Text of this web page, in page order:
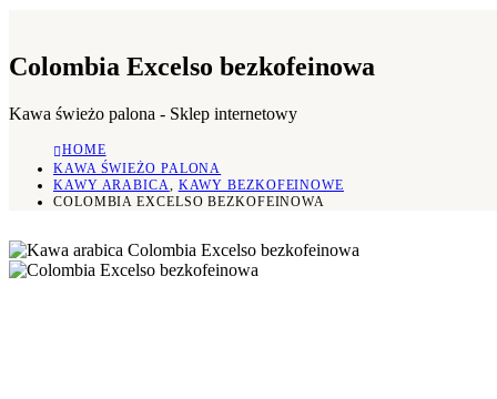
Colombia Excelso bezkofeinowa
Kawa świeżo palona - Sklep internetowy
HOME
KAWA ŚWIEŻO PALONA
KAWY ARABICA, KAWY BEZKOFEINOWE
COLOMBIA EXCELSO BEZKOFEINOWA